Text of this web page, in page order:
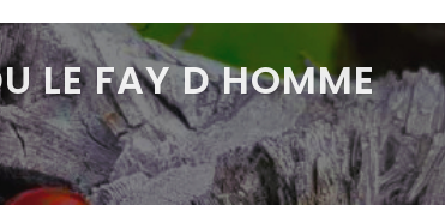
LE FAY D HOMME